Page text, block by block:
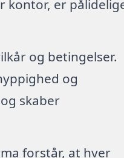
kontor, er
og betingelser.
og
skaber
forstår, at hver